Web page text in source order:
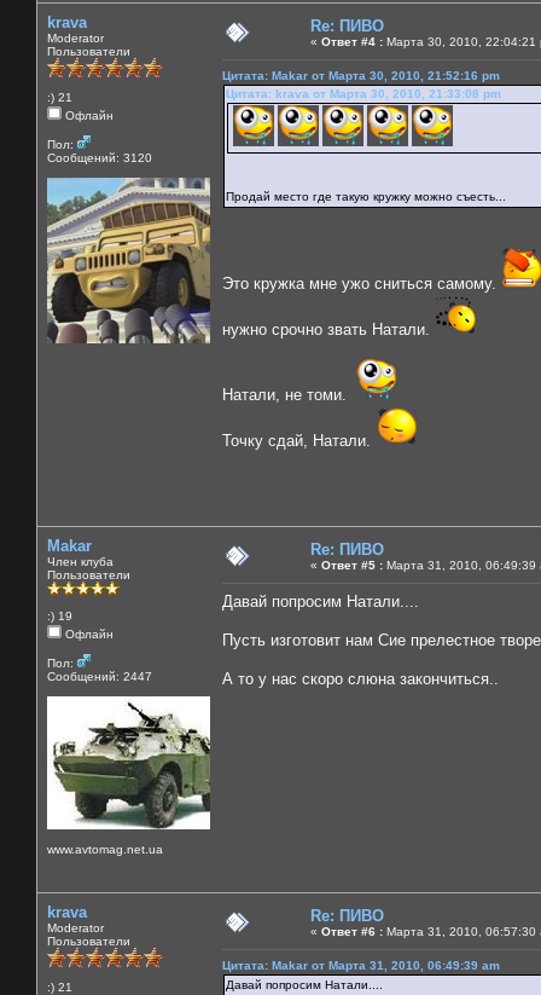
krava
Moderator
Пользователи
:) 21
Офлайн
Пол:
Сообщений: 3120
Re: ПИВО
« Ответ #4 : Марта 30, 2010, 22:04:21
Цитата: Makar от Марта 30, 2010, 21:52:16 pm
Цитата: krava от Марта 30, 2010, 21:33:08 pm
Продай место где такую кружку можно съесть...
Это кружка мне ужо сниться самому.
нужно срочно звать Натали.
Натали, не томи.
Точку сдай, Натали.
Makar
Член клуба
Пользователи
:) 19
Офлайн
Пол:
Сообщений: 2447
www.avtomag.net.ua
Re: ПИВО
« Ответ #5 : Марта 31, 2010, 06:49:39
Давай попросим Натали....
Пусть изготовит нам Сие прелестное
А то у нас скоро слюна закончиться..
krava
Moderator
Пользователи
:) 21
Re: ПИВО
« Ответ #6 : Марта 31, 2010, 06:57:30
Цитата: Makar от Марта 31, 2010, 06:49:39 am
Давай попросим Натали....